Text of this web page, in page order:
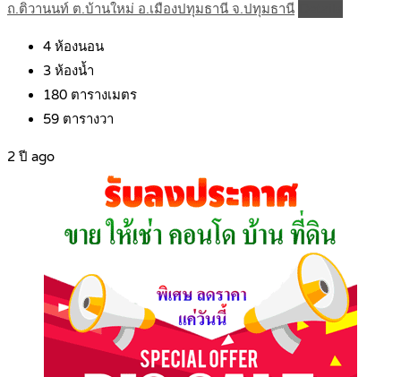
ถ.ติวานนท์ ต.บ้านใหม่ อ.เมืองปทุมธานี จ.ปทุมธานี
4 ห้องนอน
3 ห้องน้ำ
180 ตารางเมตร
59 ตารางวา
2 ปี ago